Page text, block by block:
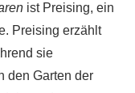
ist Preising, ein
Preising erzählt
sie
den Garten der